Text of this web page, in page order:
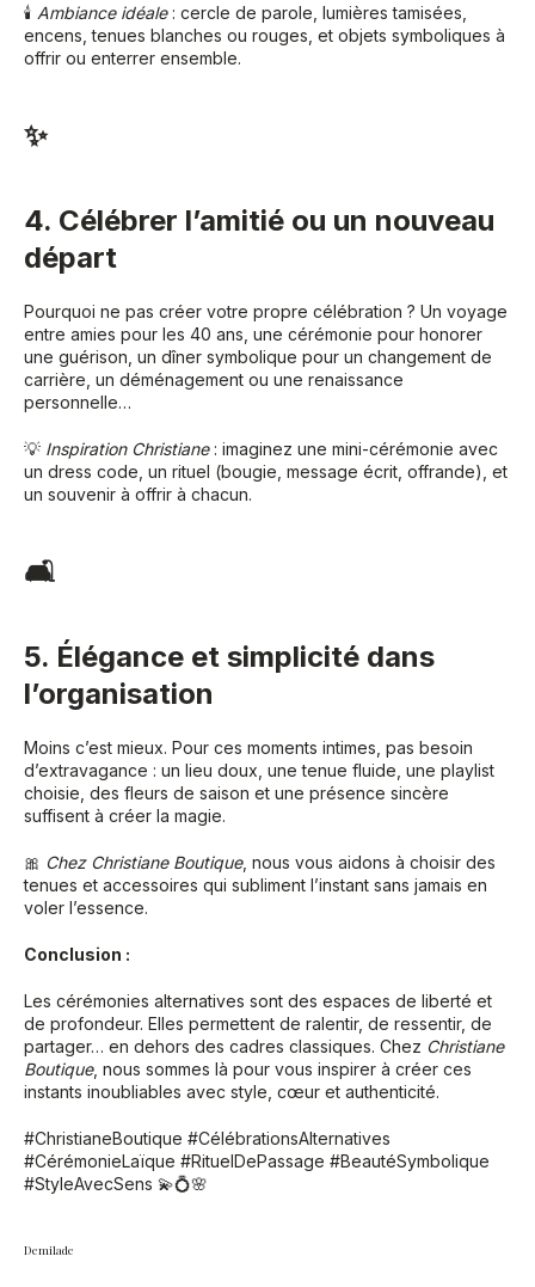
🕯 Ambiance idéale: cercle de parole, lumières tamisées,
encens, tenues blanches ou rouges, et objets symboliques à
offrir ou enterrer ensemble.
✨
4. Célébrer l’amitié ou un nouveau
départ
Pourquoi ne pas créer votre propre célébration ? Un voyage
entre amies pour les 40 ans, une cérémonie pour honorer
une guérison, un dîner symbolique pour un changement de
carrière, un déménagement ou une renaissance
personnelle…
💡 Inspiration Christiane: imaginez une mini-cérémonie avec
un dress code, un rituel (bougie, message écrit, offrande), et
un souvenir à offrir à chacun.
🛋
5. Élégance et simplicité dans
l’organisation
Moins c’est mieux. Pour ces moments intimes, pas besoin
d’extravagance : un lieu doux, une tenue fluide, une playlist
choisie, des fleurs de saison et une présence sincère
suffisent à créer la magie.
🎀 Chez Christiane Boutique, nous vous aidons à choisir des
tenues et accessoires qui subliment l’instant sans jamais en
voler l’essence.
Conclusion :
Les cérémonies alternatives sont des espaces de liberté et
de profondeur. Elles permettent de ralentir, de ressentir, de
partager… en dehors des cadres classiques. Chez Christiane
Boutique, nous sommes là pour vous inspirer à créer ces
instants inoubliables avec style, cœur et authenticité.
#ChristianeBoutique #CélébrationsAlternatives
#CérémonieLaïque #RituelDePassage #BeautéSymbolique
#StyleAvecSens 💫💍🌸
Demilade